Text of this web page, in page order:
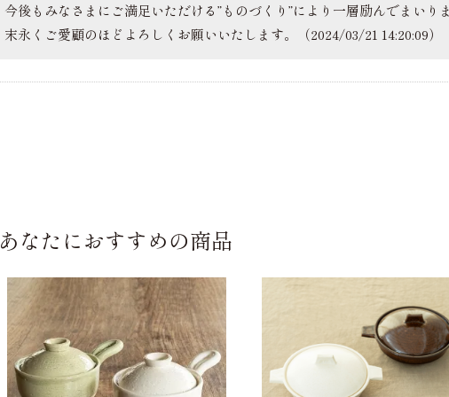
今後もみなさまにご満足いただける”ものづくり”により一層励んでまいり
末永くご愛顧のほどよろしくお願いいたします。（2024/03/21 14:20:09）
あなたにおすすめの商品